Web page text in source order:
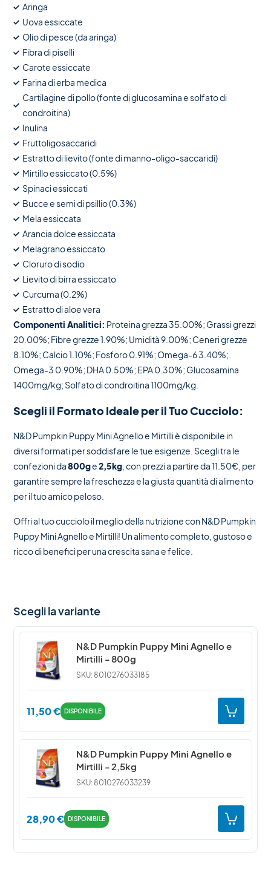
Aringa
Uova essiccate
Olio di pesce (da aringa)
Fibra di piselli
Carote essiccate
Farina di erba medica
Cartilagine di pollo (fonte di glucosamina e solfato di
condroitina)
Inulina
Fruttoligosaccaridi
Estratto di lievito (fonte di manno-oligo-saccaridi)
Mirtillo essiccato (0.5%)
Spinaci essiccati
Bucce e semi di psillio (0.3%)
Mela essiccata
Arancia dolce essiccata
Melagrano essiccato
Cloruro di sodio
Lievito di birra essiccato
Curcuma (0.2%)
Estratto di aloe vera
Componenti Analitici: Proteina grezza 35.00%; Grassi grezzi
20.00%; Fibre grezze 1.90%; Umidità 9.00%; Ceneri grezze
8.10%; Calcio 1.10%; Fosforo 0.91%; Omega-6 3.40%;
Omega-3 0.90%; DHA 0.50%; EPA 0.30%; Glucosamina
1400mg/kg; Solfato di condroitina 1100mg/kg.
Scegli il Formato Ideale per il Tuo Cucciolo:
N&D Pumpkin Puppy Mini Agnello e Mirtilli è disponibile in
diversi formati per soddisfare le tue esigenze. Scegli tra le
confezioni da800ge2,5kg , con prezzi a partire da 11.50€, per
garantire sempre la freschezza e la giusta quantità di alimento
per il tuo amico peloso.
Offri al tuo cucciolo il meglio della nutrizione con N&D Pumpkin
Puppy Mini Agnello e Mirtilli! Un alimento completo, gustoso e
ricco di benefici per una crescita sana e felice.
Scegli la variante
N&D Pumpkin Puppy Mini Agnello e
Mirtilli - 800g
SKU: 8010276033185
11,50€ DISPONIBILE
N&D Pumpkin Puppy Mini Agnello e
Mirtilli - 2,5kg
SKU: 8010276033239
28,90€ DISPONIBILE